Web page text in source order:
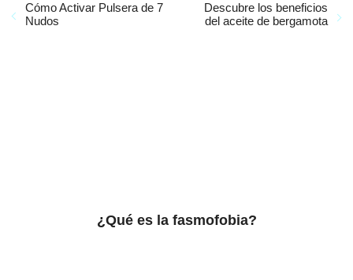
Cómo Activar Pulsera de 7
Nudos
Descubre los beneficios
del aceite de bergamota
¿Qué es la fasmofobia?